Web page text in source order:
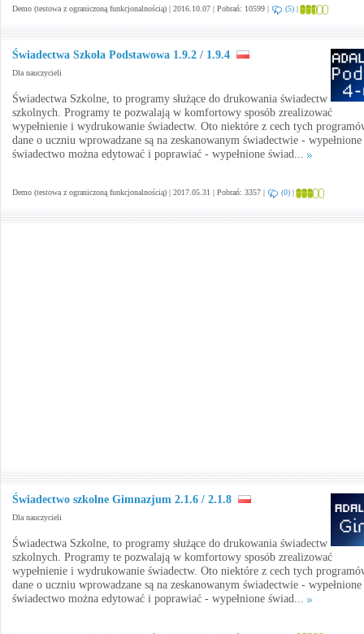
Demo (testowa z ograniczoną funkcjonalnością) | 2016.10.07 | Pobrań: 10599 | (5) |
Świadectwa Szkoła Podstawowa 1.9.2 / 1.9.4
Dla nauczycieli
Świadectwa Szkolne, to programy służące do drukowania świadectw
szkolnych. Programy te pozwalają w komfortowy sposób zrealizować
wypełnienie i wydrukowanie świadectw. Oto niektóre z cech tych
dane o uczniu wprowadzane są na zeskanowanym świadectwie - wypełnione
świadectwo można edytować i poprawiać - wypełnione świad...
Demo (testowa z ograniczoną funkcjonalnością) | 2017.05.31 | Pobrań: 3357 | (0) |
Świadectwo szkolne Gimnazjum 2.1.6 / 2.1.8
Dla nauczycieli
Świadectwa Szkolne, to programy służące do drukowania świadectw
szkolnych. Programy te pozwalają w komfortowy sposób zrealizować
wypełnienie i wydrukowanie świadectw. Oto niektóre z cech tych
dane o uczniu wprowadzane są na zeskanowanym świadectwie - wypełnione
świadectwo można edytować i poprawiać - wypełnione świad...